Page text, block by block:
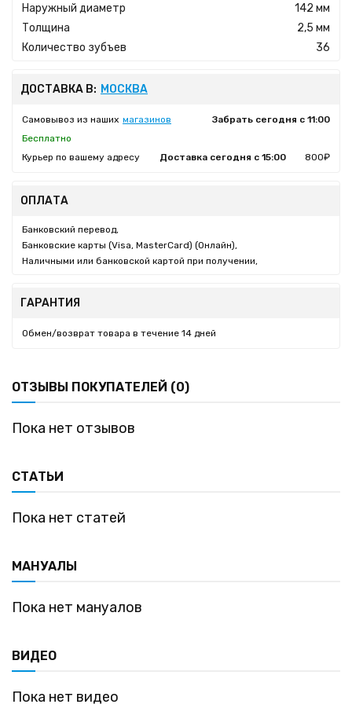
Наружный диаметр
142 мм
Толщина
2,5 мм
Количество зубъев
36
ДОСТАВКА В: МОСКВА
Самовывоз из наших магазинов
Забрать сегодня с 11:00
Бесплатно
Курьер по вашему адресу
Доставка сегодня с 15:00 800₽
ОПЛАТА
Банковский перевод,
Банковские карты (Visa, MasterCard) (Онлайн),
Наличными или банковской картой при получении,
ГАРАНТИЯ
Обмен/возврат товара в течение 14 дней
ОТЗЫВЫ ПОКУПАТЕЛЕЙ (0)
Пока нет отзывов
СТАТЬИ
Пока нет статей
МАНУАЛЫ
Пока нет мануалов
ВИДЕО
Пока нет видео